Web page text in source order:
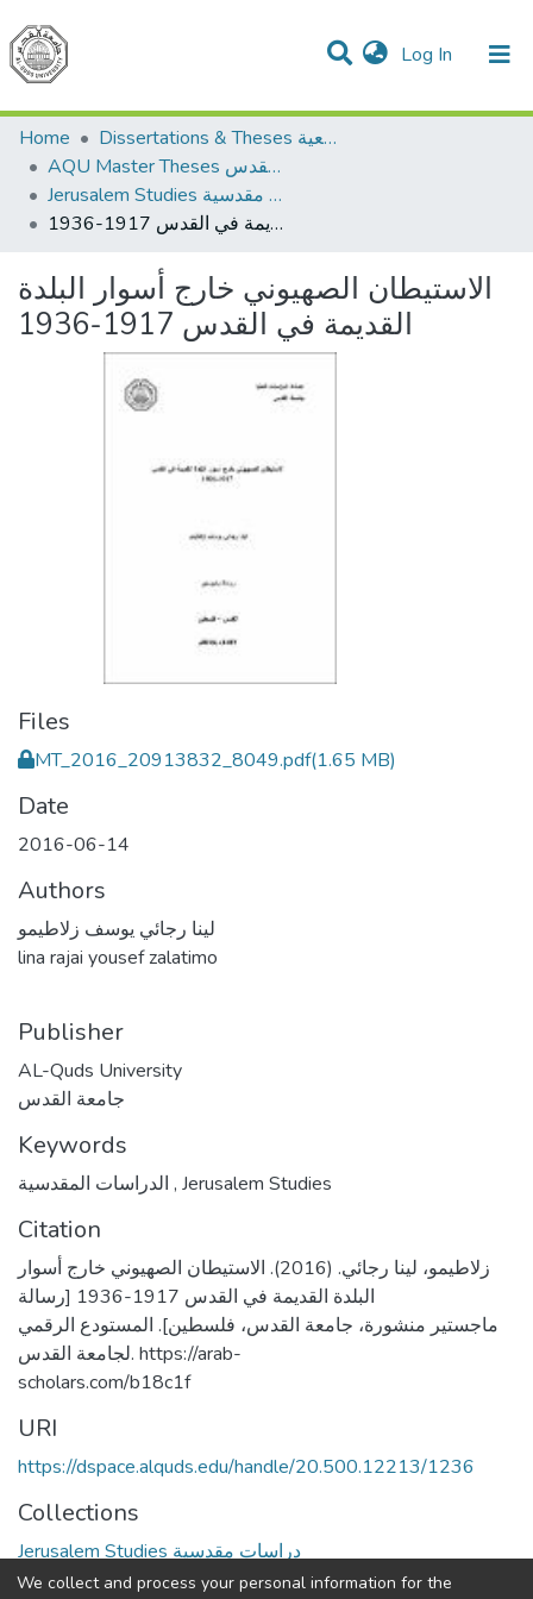
Log In (current)
Communities & Collections
All of DSpace
Home
Dissertations & Theses الرسائل الجامعية
AQU Master Theses الرسائل الجامعية الخاصة بجامعة القدس
Jerusalem Studies دراسات مقدسية
الاستيطان الصهيوني خارج أسوار البلدة القديمة في القدس 1917-1936
الاستيطان الصهيوني خارج أسوار البلدة
القديمة في القدس 1917-1936
Files
MT_2016_20913832_8049.pdf(1.65 MB)
Date
2016-06-14
Authors
لينا رجائي يوسف زلاطيمو
lina rajai yousef zalatimo
Publisher
AL-Quds University
جامعة القدس
Keywords
, Jerusalem Studies
Citation
زلاطيمو، لينا رجائي. (2016). الاستيطان الصهيوني خارج أسوار
البلدة القديمة في القدس 1917-1936 [رسالة
ماجستير منشورة، جامعة القدس، فلسطين]. المستودع الرقمي
لجامعة القدس. https://arab-
scholars.com/b18c1f
URI
https://dspace.alquds.edu/handle/20.500.12213/1236
Collections
Jerusalem Studies دراسات مقدسية
We collect and process your personal information for the